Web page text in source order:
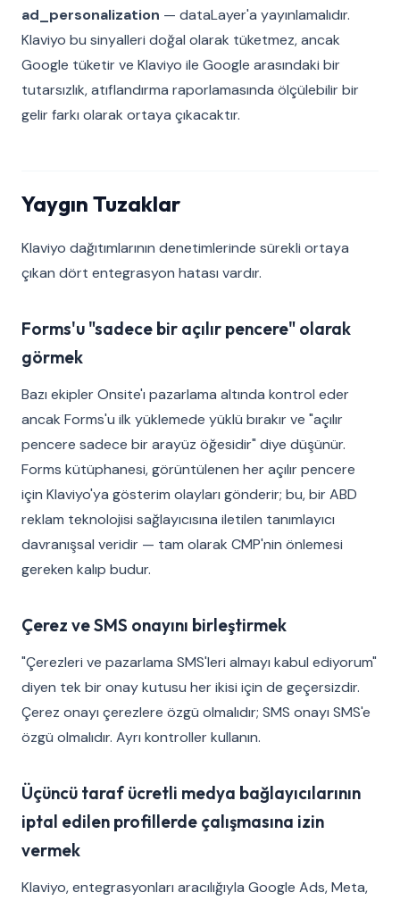
ad_personalization — dataLayer'a yayınlamalıdır.
Klaviyo bu sinyalleri doğal olarak tüketmez, ancak
Google tüketir ve Klaviyo ile Google arasındaki bir
tutarsızlık, atıflandırma raporlamasında ölçülebilir bir
gelir farkı olarak ortaya çıkacaktır.
Yaygın Tuzaklar
Klaviyo dağıtımlarının denetimlerinde sürekli ortaya
çıkan dört entegrasyon hatası vardır.
Forms'u "sadece bir açılır pencere" olarak
görmek
Bazı ekipler Onsite'ı pazarlama altında kontrol eder
ancak Forms'u ilk yüklemede yüklü bırakır ve "açılır
pencere sadece bir arayüz öğesidir" diye düşünür.
Forms kütüphanesi, görüntülenen her açılır pencere
için Klaviyo'ya gösterim olayları gönderir; bu, bir ABD
reklam teknolojisi sağlayıcısına iletilen tanımlayıcı
davranışsal veridir — tam olarak CMP'nin önlemesi
gereken kalıp budur.
Çerez ve SMS onayını birleştirmek
"Çerezleri ve pazarlama SMS'leri almayı kabul ediyorum"
diyen tek bir onay kutusu her ikisi için de geçersizdir.
Çerez onayı çerezlere özgü olmalıdır; SMS onayı SMS'e
özgü olmalıdır. Ayrı kontroller kullanın.
Üçüncü taraf ücretli medya bağlayıcılarının
iptal edilen profillerde çalışmasına izin
vermek
Klaviyo, entegrasyonları aracılığıyla Google Ads, Meta,